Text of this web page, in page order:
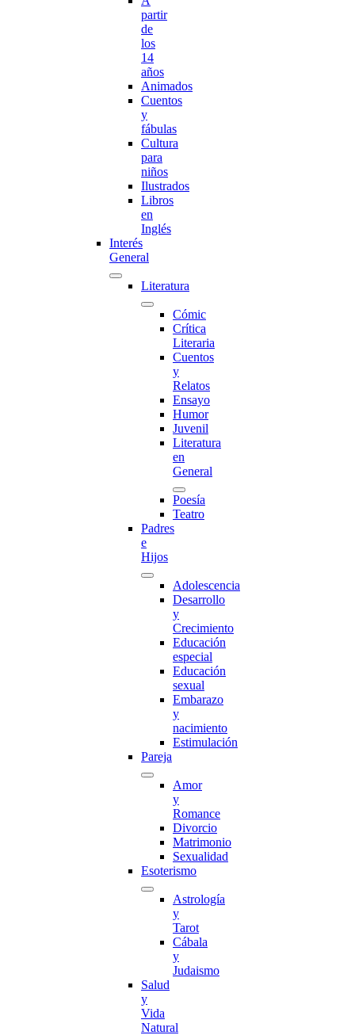
partir
de
los
14
años
Animados
Cuentos
y
fábulas
Cultura
para
niños
Ilustrados
Libros
en
Inglés
Interés
General
Literatura
Cómic
Crítica
Literaria
Cuentos
y
Relatos
Ensayo
Humor
Juvenil
Literatura
en
General
Poesía
Teatro
Padres
e
Hijos
Adolescencia
Desarrollo
y
Crecimiento
Educación
especial
Educación
sexual
Embarazo
y
nacimiento
Estimulación
Pareja
Amor
y
Romance
Divorcio
Matrimonio
Sexualidad
Esoterismo
Astrología
y
Tarot
Cábala
y
Judaismo
Salud
y
Vida
Natural